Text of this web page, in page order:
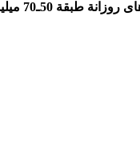
روزانة طبقة